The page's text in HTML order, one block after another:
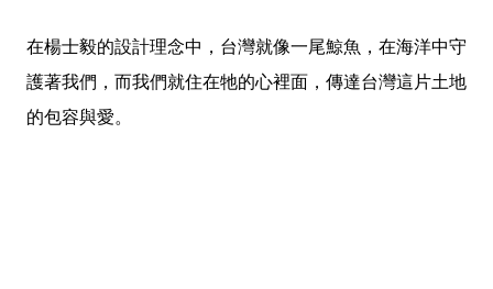
在楊士毅的設計理念中，台灣就像一尾鯨魚，在海洋中守
護著我們，而我們就住在牠的心裡面，傳達台灣這片土地
的包容與愛。